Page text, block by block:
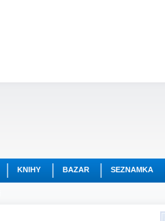
KNIHY BAZAR SEZNAMKA